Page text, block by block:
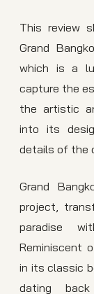
This review
Grand
which is a
capture the
the artistic
into its
details of the
Grand
project,
paradise
Reminiscent
in its classic
dating